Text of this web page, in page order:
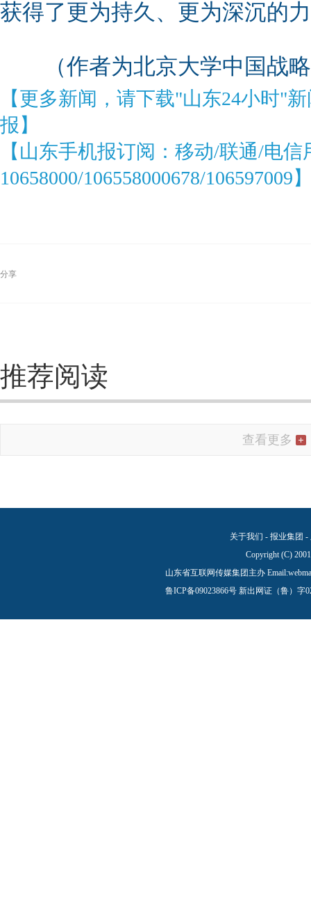
获得了更为持久、更为深沉的
（作者为北京大学中国战略
【更多新闻，请下载"山东24小时"
报】
【山东手机报订阅：移动/联通/电
10658000/106558000678/106597009
分享
推荐阅读
查看更多
关于我们 - 报业集团 -
Copyright (C)
山东省互联网传媒集团主办 Email:
鲁ICP备09023866号 新出网证（鲁）字